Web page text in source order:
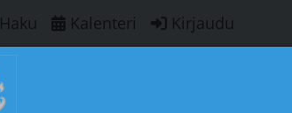
Haku Kalenteri Kirjaudu